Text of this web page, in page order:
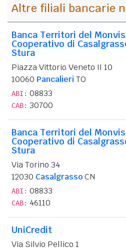
Altre filiali bancarie
Banca Territori del
Cooperativo di
Stura
Piazza Vittorio Veneto II 10
10060 Pancalieri TO
ABI: 08833
CAB: 30700
Banca Territori del
Cooperativo di
Stura
Via Torino 34
12030 CasalgrassoCN
ABI: 08833
CAB: 46110
UniCredit
Via Silvio Pellico 1